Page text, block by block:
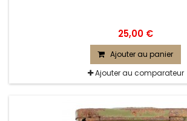
25,00 €
Ajouter au panier
Ajouter au comparateur